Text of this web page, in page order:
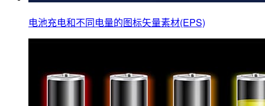
电池充电和不同电量的图标矢量素材(EPS)